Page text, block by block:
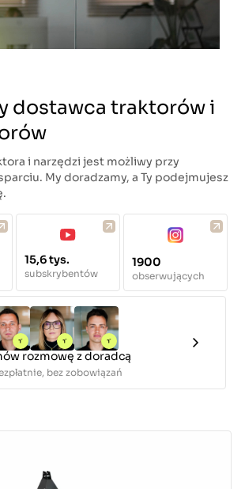
dostawca traktorów i
i narzędzi jest możliwy przy
My doradzamy, a Ty podejmujesz
rozmowę z doradcą
bez zobowiązań
15,6 tys.
subskrybentów
1900
obserwujących